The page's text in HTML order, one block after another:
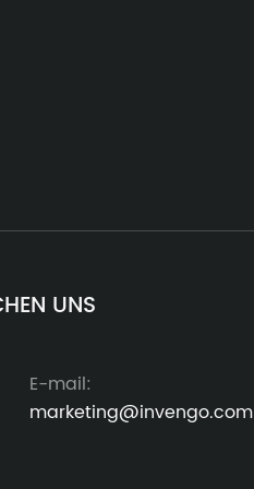
UNS
E-mail:
marketing@invengo.com